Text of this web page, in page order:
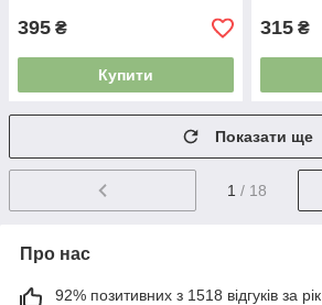
395 ₴
Купити
315 ₴
Показати ще
1 / 18
Про нас
92% позитивних з 1518 відгуків за рік